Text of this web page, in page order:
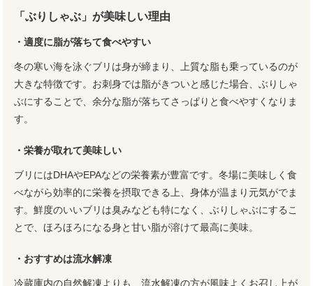
「ぶりしゃぶ」が美味しい理由
・適度に脂が落ちて食べやすい
冬の寒い海を泳ぐブリは身が締まり、上質な脂も乗っているのが
大きな特徴です。お刺身では脂がきついと感じた場合、ぶりしゃ
ぶにすることで、余分な脂が落ちてさっぱりと食べやすくなりま
す。
・栄養が取れて美味しい
ブリにはDHAやEPAなどの栄養素が豊富です。冬場に美味しく食
べながら効率的に栄養を摂取できる上、身体が温まり元気がでま
す。鮮度のいいブリは臭みなども特になく、ぶりしゃぶにするこ
とで、ほろほろになる身と甘い脂が溶けて最高に美味。
・おすすめは流水解凍
冷蔵庫内の自然解凍よりも、流水解凍の方が風味よくお召し上が